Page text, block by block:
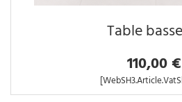
Table
110,00 €